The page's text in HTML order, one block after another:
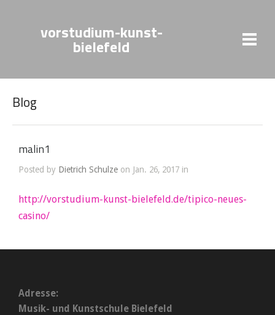
vorstudium-kunst-
bielefeld
Blog
malin1
Posted by Dietrich Schulze on Jan. 26, 2017 in
http://vorstudium-kunst-bielefeld.de/tipico-neues-
casino/
Adresse:
Musik- und Kunstschule Bielefeld